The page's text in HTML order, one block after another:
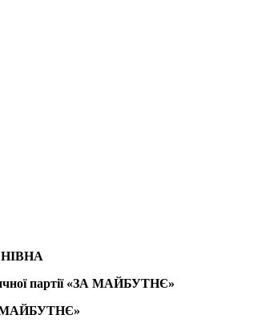
партії «ЗА МАЙБУТНЄ»
МАЙБУТНЄ»